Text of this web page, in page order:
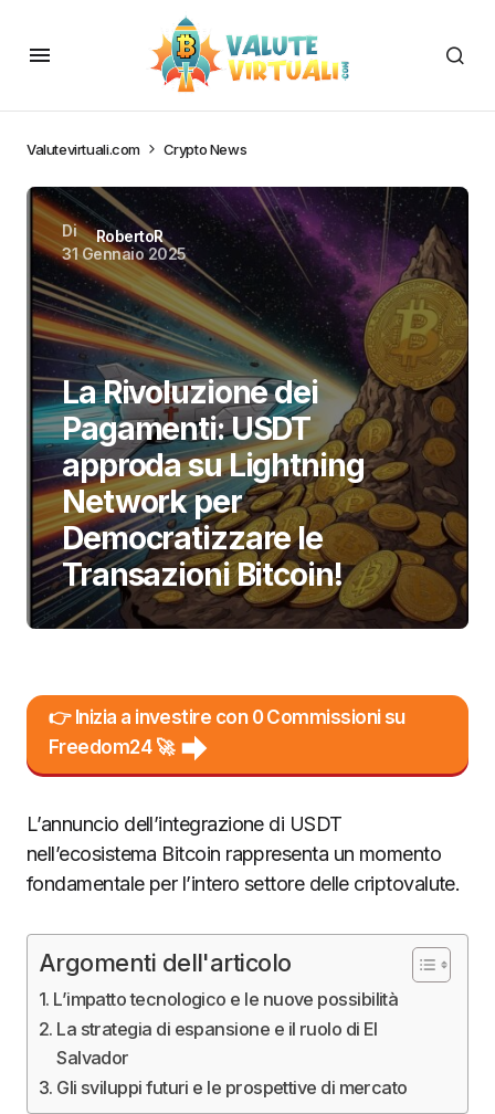
Valutevirtuali.com Crypto News
Di
RobertoR
31 Gennaio 2025
La Rivoluzione dei
Pagamenti: USDT
approda su Lightning
Network per
Democratizzare le
Transazioni Bitcoin!
👉 Inizia a investire con 0 Commissioni su
Freedom24 🚀
L’annuncio dell’integrazione di USDT
nell’ecosistema Bitcoin rappresenta un momento
fondamentale per l’intero settore delle criptovalute.
Argomenti dell'articolo
L’impatto tecnologico e le nuove possibilità
La strategia di espansione e il ruolo di El
Salvador
Gli sviluppi futuri e le prospettive di mercato